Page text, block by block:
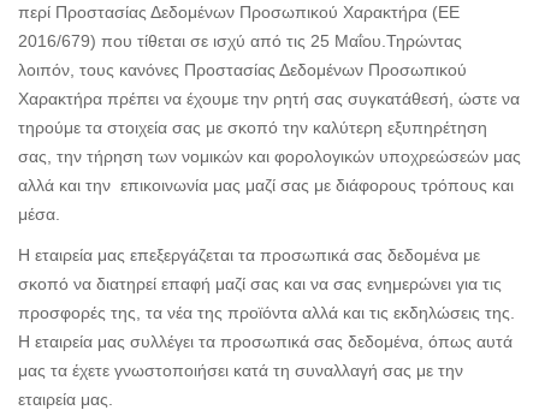
περί Προστασίας Δεδομένων Προσωπικού Χαρακτήρα (EE
2016/679) που τίθεται σε ισχύ από τις 25 Μαΐου.Τηρώντας
λοιπόν, τους κανόνες Προστασίας Δεδομένων Προσωπικού
Χαρακτήρα πρέπει να έχουμε την ρητή σας συγκατάθεσή, ώστε να
τηρούμε τα στοιχεία σας με σκοπό την καλύτερη εξυπηρέτηση
σας, την τήρηση των νομικών και φορολογικών υποχρεώσεών μας
αλλά και την επικοινωνία μας μαζί σας με διάφορους τρόπους και
μέσα.
Η εταιρεία μας επεξεργάζεται τα προσωπικά σας δεδομένα με
σκοπό να διατηρεί επαφή μαζί σας και να σας ενημερώνει για τις
προσφορές της, τα νέα της προϊόντα αλλά και τις εκδηλώσεις της.
Η εταιρεία μας συλλέγει τα προσωπικά σας δεδομένα, όπως αυτά
μας τα έχετε γνωστοποιήσει κατά τη συναλλαγή σας με την
εταιρεία μας.